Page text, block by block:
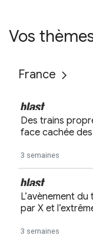
Vos
France